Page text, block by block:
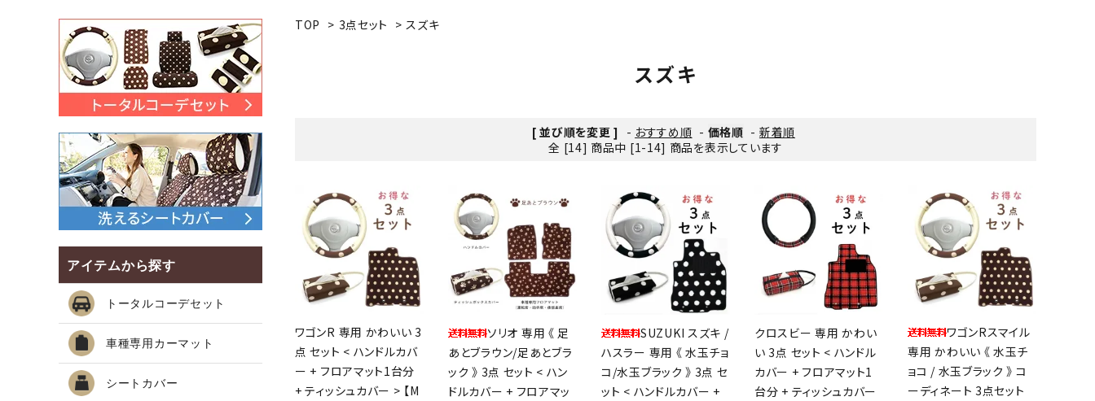
TOP > 3点セット > スズキ
スズキ
[ 並び順を変更 ] - おすすめ順 - 価格順 - 新着順
全 [14] 商品中 [1-14] 商品を表示しています
ワゴンR 専用 かわいい 3
点 セット < ハンドルカバ
ー + フロアマット1台分
+ ティッシュカバー > 【M
ソリオ 専用 《 足
あとブラウン/足あとブラ
ック 》 3点 セット < ハン
ドルカバー + フロアマッ
SUZUKI スズキ /
ハスラー 専用 《 水玉チョ
コ/水玉ブラック 》 3点 セ
ット < ハンドルカバー +
クロスビー 専用 かわい
い 3点 セット < ハンドル
カバー + フロアマット1
台分 + ティッシュカバー
ワゴンRスマイル
専用 かわいい 《 水玉チ
ョコ / 水玉ブラック 》 コ
ーディネート 3点セット
アイテムから探す
トータルコーデセット
車種専用カーマット
シートカバー